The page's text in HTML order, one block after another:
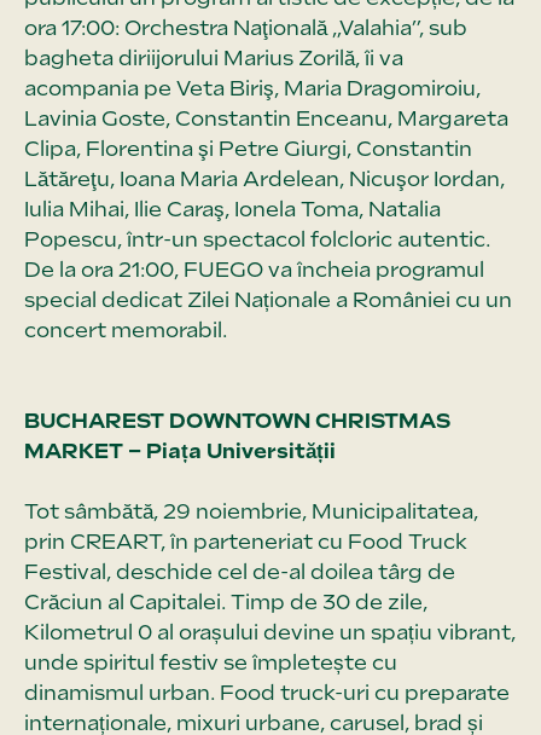
ora 17:00: Orchestra Naţională „Valahia”, sub
bagheta diriijorului Marius Zorilă, îi va
acompania pe Veta Biriş, Maria Dragomiroiu,
Lavinia Goste, Constantin Enceanu, Margareta
Clipa, Florentina şi Petre Giurgi, Constantin
Lătăreţu, Ioana Maria Ardelean, Nicuşor Iordan,
Iulia Mihai, Ilie Caraş, Ionela Toma, Natalia
Popescu, într-un spectacol folcloric autentic.
De la ora 21:00, FUEGO va încheia programul
special dedicat Zilei Naționale a României cu un
concert memorabil.
BUCHAREST DOWNTOWN CHRISTMAS
MARKET – Piața Universității
Tot sâmbătă, 29 noiembrie, Municipalitatea,
prin CREART, în parteneriat cu Food Truck
Festival, deschide cel de-al doilea târg de
Crăciun al Capitalei. Timp de 30 de zile,
Kilometrul 0 al orașului devine un spațiu vibrant,
unde spiritul festiv se împletește cu
dinamismul urban. Food truck-uri cu preparate
internaționale, mixuri urbane, carusel, brad și